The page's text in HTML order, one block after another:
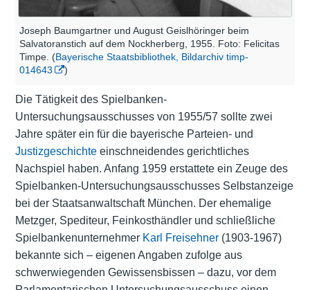
Joseph Baumgartner und August Geislhöringer beim
Salvatoranstich auf dem Nockherberg, 1955. Foto: Felicitas
Timpe. (Bayerische Staatsbibliothek, Bildarchiv timp-
014643
)
Die Tätigkeit des Spielbanken-
Untersuchungsausschusses von 1955/57 sollte zwei
Jahre später ein für die bayerische Parteien- und
Justizgeschichteeinschneidendes gerichtliches
Nachspiel haben. Anfang 1959 erstattete ein Zeuge des
Spielbanken-Untersuchungsausschusses Selbstanzeige
bei der Staatsanwaltschaft München. Der ehemalige
Metzger, Spediteur, Feinkosthändler und schließliche
Spielbankenunternehmer Karl Freisehner(1903-1967)
bekannte sich – eigenen Angaben zufolge aus
schwerwiegenden Gewissensbissen – dazu, vor dem